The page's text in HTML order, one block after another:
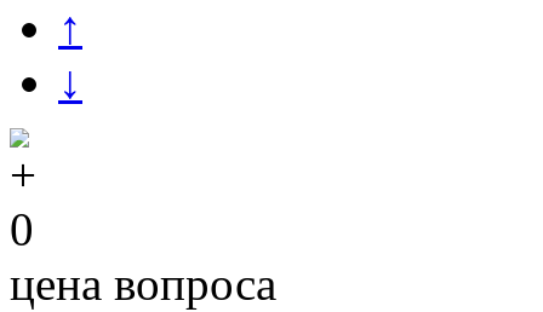
↑
↓
0
цена вопроса